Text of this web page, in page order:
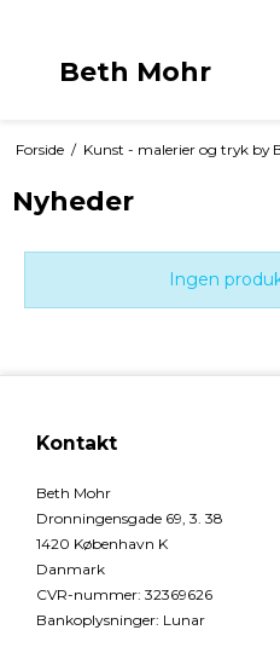
Beth Mohr
Forside / Kunst - malerier og tryk by
Nyheder
Ingen
Kontakt
Beth Mohr
Dronningensgade 69, 3. 38
1420 København K
Danmark
CVR-nummer: 32369626
Bankoplysninger: Lunar